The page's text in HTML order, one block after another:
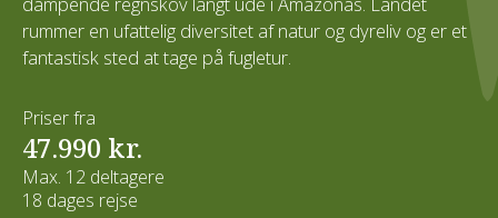
rummer en ufattelig diversitet af natur og dyreliv og er et
fantastisk sted at tage på fugletur.
Priser fra
47.990 kr.
Max. 12 deltagere
18 dages rejse